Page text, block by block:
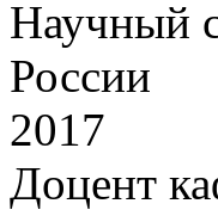
Научный
России
2017
Доцент